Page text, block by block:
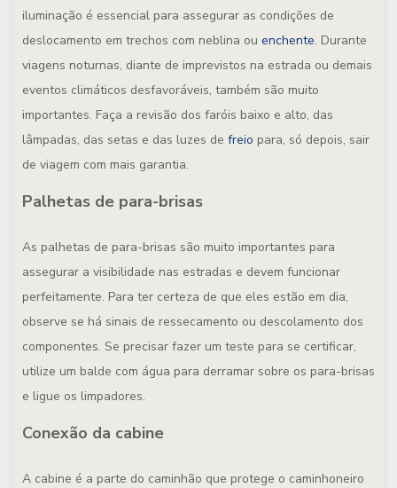
iluminação é essencial para assegurar as condições de
deslocamento em trechos com neblina ou enchente. Durante
viagens noturnas, diante de imprevistos na estrada ou demais
eventos climáticos desfavoráveis, também são muito
importantes. Faça a revisão dos faróis baixo e alto, das
lâmpadas, das setas e das luzes de freio para, só depois, sair
de viagem com mais garantia.
Palhetas de para-brisas
As palhetas de para-brisas são muito importantes para
assegurar a visibilidade nas estradas e devem funcionar
perfeitamente. Para ter certeza de que eles estão em dia,
observe se há sinais de ressecamento ou descolamento dos
componentes. Se precisar fazer um teste para se certificar,
utilize um balde com água para derramar sobre os para-brisas
e ligue os limpadores.
Conexão da cabine
A cabine é a parte do caminhão que protege o caminhoneiro